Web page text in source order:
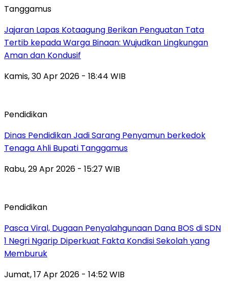
Tanggamus
Jajaran Lapas Kotaagung Berikan Penguatan Tata
Tertib kepada Warga Binaan: Wujudkan Lingkungan
Aman dan Kondusif
Kamis, 30 Apr 2026 - 18:44 WIB
Pendidikan
Dinas Pendidikan Jadi Sarang Penyamun berkedok
Tenaga Ahli Bupati Tanggamus
Rabu, 29 Apr 2026 - 15:27 WIB
Pendidikan
Pasca Viral, Dugaan Penyalahgunaan Dana BOS di SDN
1 Negri Ngarip Diperkuat Fakta Kondisi Sekolah yang
Memburuk
Jumat, 17 Apr 2026 - 14:52 WIB